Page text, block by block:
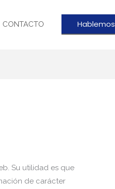
CONTACTO Hablemos
Su utilidad es que
de carácter